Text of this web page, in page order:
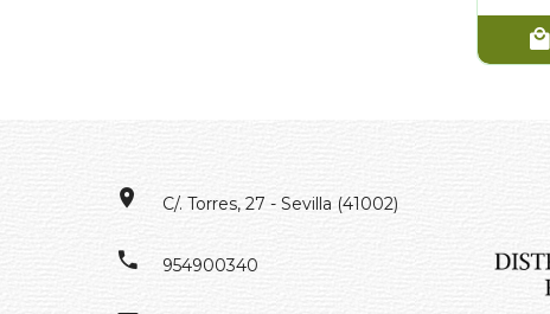
C/. Torres, 27 - Sevilla (41002)
954900340